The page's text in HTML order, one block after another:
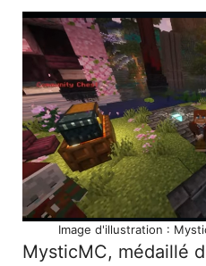
Image d'illustration :
MysticMC, médaillé